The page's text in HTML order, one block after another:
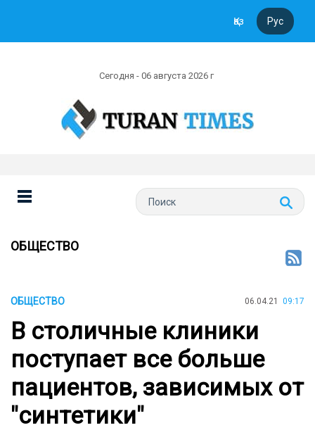
Қаз Рус
Сегодня - 06 августа 2026 г
ОБЩЕСТВО
ОБЩЕСТВО 06.04.21 09:17
В столичные клиники
поступает все больше
пациентов, зависимых от
"синтетики"